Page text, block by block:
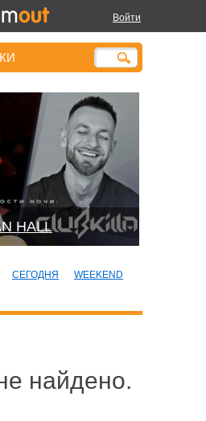
Войти
HALL
СЕГОДНЯ
WEEKEND
найдено.